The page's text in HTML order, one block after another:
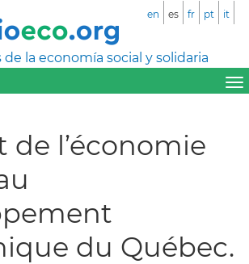
la economía social y solidaria
en es fr pt it
de l’économie
du Québec.